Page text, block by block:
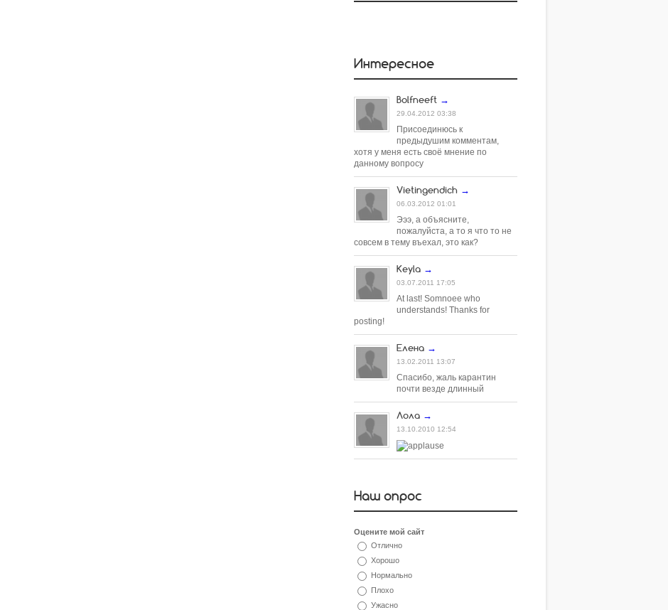
Интересное
Bolfneeft →
29.04.2012 03:38
Присоединюсь к
предыдушим комментам,
хотя у меня есть своё мнение по
данному вопросу
Vietingendich →
06.03.2012 01:01
Эээ, а объясните,
пожалуйста, а то я что то не
совсем в тему въехал, это как?
Keyla →
03.07.2011 17:05
At last! Somnoee who
understands! Thanks for
posting!
Елена →
13.02.2011 13:07
Спасибо, жаль карантин
почти везде длинный
Лола →
13.10.2010 12:54
Наш опрос
Оцените мой сайт
Отлично
Хорошо
Нормально
Плохо
Ужасно